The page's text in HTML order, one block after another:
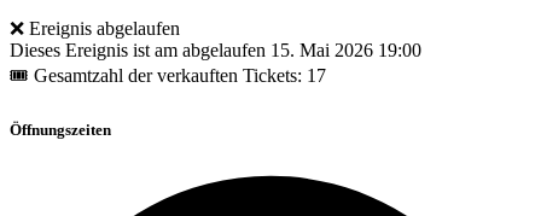
❌ Ereignis abgelaufen
Dieses Ereignis ist am abgelaufen 15. Mai 2026 19:00
🎟 Gesamtzahl der verkauften Tickets: 17
Öffnungszeiten